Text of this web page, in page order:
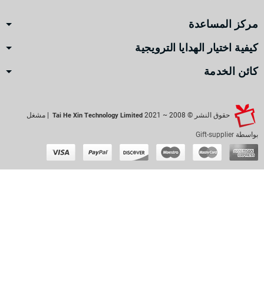
مركز المساعدة
كيفية اختيار الهدايا الترويجية
كائن الخدمة
حقوق النشر © 2008 ~ 2021 Tai He Xin Technology Limited | مشغل
بواسطة Gift-supplier